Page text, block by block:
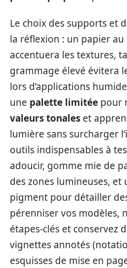
Le choix des supports et
la réflexion : un papier
accentuera les textures,
grammage élevé évitera
lors d’applications
une palette limitée pour
valeurs tonales et
lumière sans surcharger
outils indispensables à
adoucir, gomme mie de
des zones lumineuses, et
pigment pour détailler
pérenniser vos modèles,
étapes-clés et conservez
vignettes annotés
esquisses de mise en